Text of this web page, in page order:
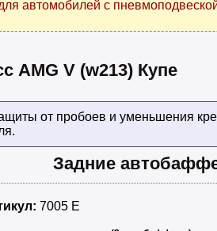
автомобилей с
AMG V (w213) Купе
от пробоев и уменьшения
Задние
7005 E